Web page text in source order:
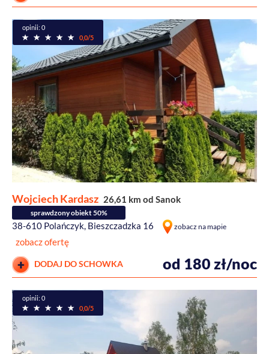
opinii: 0
0,0/5
Wojciech Kardasz 26,61 km od Sanok
sprawdzony obiekt 50%
38-610 Polańczyk, Bieszczadzka 16 zobacz na mapie
zobacz ofertę
DODAJ DO SCHOWKA od 180 zł/noc
opinii: 0
0,0/5